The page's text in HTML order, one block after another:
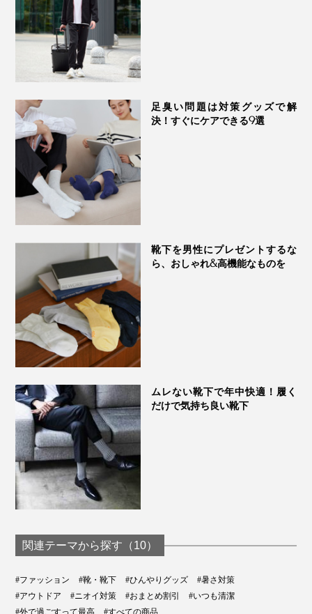
足臭い問題は対策グッズで解
決！すぐにケアできる9選
靴下を男性にプレゼントするな
ら、おしゃれ&高機能なものを
ムレない靴下で年中快適！履く
だけで気持ち良い靴下
関連テーマから探す（10）
#ファッション #靴・靴下 #ひんやりグッズ
#暑さ対策
#アウトドア
#ニオイ対策 #おまとめ割引
#いつも清潔
#外で過ごすって最高
#すべての商品